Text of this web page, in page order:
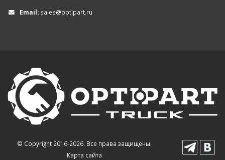
Email: sales@optipart.ru
© Copyright 2016-2026. Все права защищены.
Карта сайта